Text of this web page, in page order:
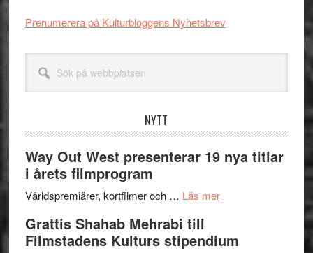
Prenumerera på Kulturbloggens Nyhetsbrev
webbplatsen
NYTT
Way Out West presenterar 19 nya titlar
i årets filmprogram
Världspremiärer, kortfilmer och … Läs merom
West
Grattis Shahab Mehrabi till
Filmstadens Kulturs stipendium